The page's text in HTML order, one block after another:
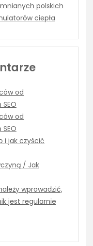
polskich
ciepła
od
od
i jak czyścić
/ Jak
wprowadzić,
jest regularnie